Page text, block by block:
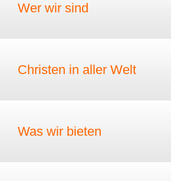
Wer wir sind
Christen in aller Welt
Was wir bieten